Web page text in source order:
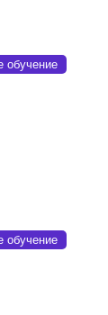
обучение
обучение